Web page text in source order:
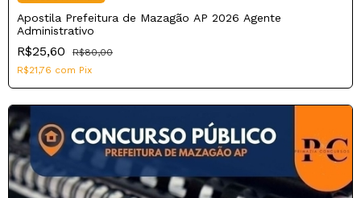
Apostila Prefeitura de Mazagão AP 2026 Agente
Administrativo
R$25,60
R$80,00
R$21,76 com Pix